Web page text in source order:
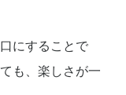
にすることで
も、楽しさが一